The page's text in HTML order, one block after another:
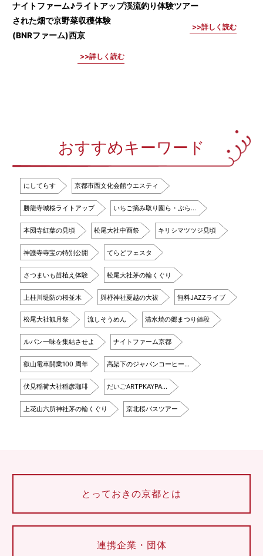
ナイトファーム♪ライトアップ
された畑で京野菜収穫体験
(BNRファーム)西京
詳しく読む
渓流釣り体験ツアー
詳しく読む
おすすめキーワード
にしてらす 京都市西文化会館ウエスティ
勝龍寺城桜ライトアップ いちご摘み取り園ら・ぷら…
本圀寺紅葉の見頃 松尾大社中酉祭 キリシマツツジ見頃
神護寺寺宝の特別公開 てらどフェスタ
さつまいも苗植え体験 松尾大社茅の輪くぐり
上桂川堤防の桜並木 與杼神社夏越の大祓 無料JAZZライブ
松尾大社観月祭 流しそうめん 清水焼の郷まつり値段
ルパン一味を集結させよ ナイトファーム京都
叡山電車開業100 周年 高架下のジャパンコーヒー…
伏見稲荷大社稲彦珈琲 だいごARTPKAYPA…
上花山六所神社茅の輪くぐり 京北桜バスツアー
とっておきの京都とは
連携企業・団体